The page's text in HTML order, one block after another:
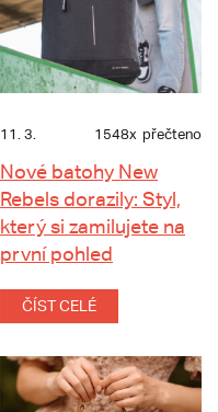
11. 3. 1548x přečteno
Nové batohy New
Rebels dorazily: Styl,
který si zamilujete na
první pohled
ČÍST CELÉ